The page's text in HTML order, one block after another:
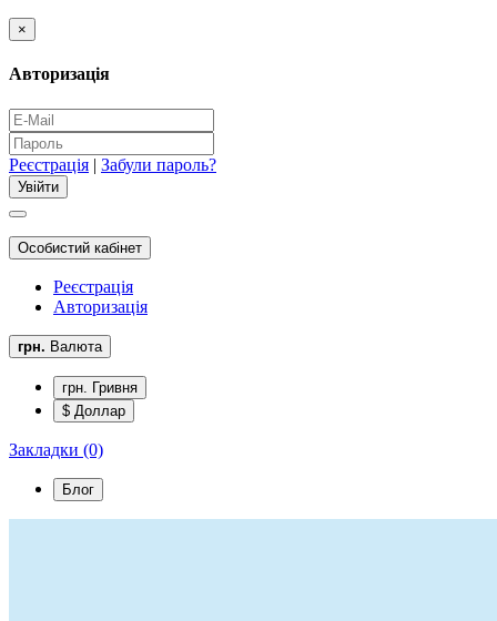
×
Авторизація
Реєстрація | Забули пароль?
Особистий кабінет
Реєстрація
Авторизація
грн. Валюта
грн. Гривня
$ Доллар
Закладки (0)
Блог